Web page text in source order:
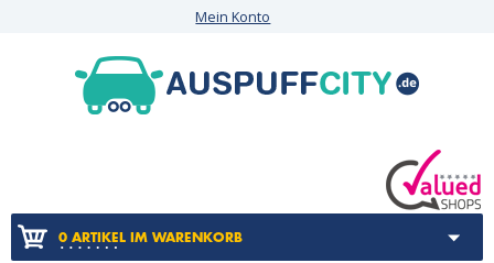
Mein Konto
0 ARTIKEL IM WARENKORB